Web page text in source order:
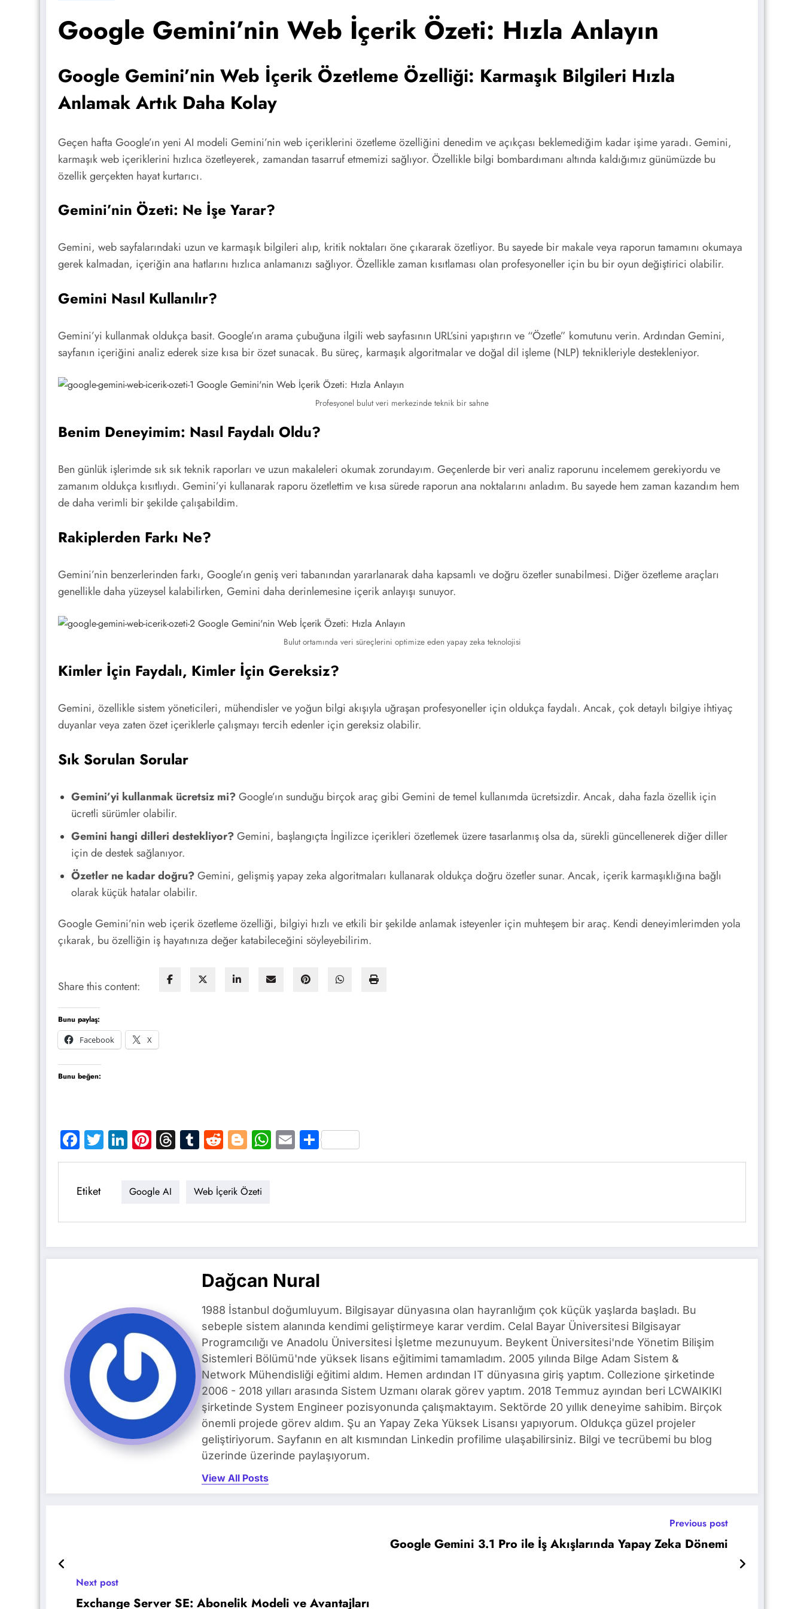
Google Gemini’nin Web İçerik Özeti: Hızla Anlayın
Google Gemini’nin Web İçerik Özetleme Özelliği: Karmaşık Bilgileri Hızla
Anlamak Artık Daha Kolay
Geçen hafta Google’ın yeni AI modeli Gemini’nin web içeriklerini özetleme özelliğini denedim ve açıkçası beklemediğim kadar işime yaradı. Gemini,
karmaşık web içeriklerini hızlıca özetleyerek, zamandan tasarruf etmemizi sağlıyor. Özellikle bilgi bombardımanı altında kaldığımız günümüzde bu
özellik gerçekten hayat kurtarıcı.
Gemini’nin Özeti: Ne İşe Yarar?
Gemini, web sayfalarındaki uzun ve karmaşık bilgileri alıp, kritik noktaları öne çıkararak özetliyor. Bu sayede bir makale veya raporun tamamını okumaya
gerek kalmadan, içeriğin ana hatlarını hızlıca anlamanızı sağlıyor. Özellikle zaman kısıtlaması olan profesyoneller için bu bir oyun değiştirici olabilir.
Gemini Nasıl Kullanılır?
Gemini’yi kullanmak oldukça basit. Google’ın arama çubuğuna ilgili web sayfasının URL’sini yapıştırın ve “Özetle” komutunu verin. Ardından Gemini,
sayfanın içeriğini analiz ederek size kısa bir özet sunacak. Bu süreç, karmaşık algoritmalar ve doğal dil işleme (NLP) teknikleriyle destekleniyor.
Profesyonel bulut veri merkezinde teknik bir sahne
Benim Deneyimim: Nasıl Faydalı Oldu?
Ben günlük işlerimde sık sık teknik raporları ve uzun makaleleri okumak zorundayım. Geçenlerde bir veri analiz raporunu incelemem gerekiyordu ve
zamanım oldukça kısıtlıydı. Gemini’yi kullanarak raporu özetlettim ve kısa sürede raporun ana noktalarını anladım. Bu sayede hem zaman kazandım hem
de daha verimli bir şekilde çalışabildim.
Rakiplerden Farkı Ne?
Gemini’nin benzerlerinden farkı, Google’ın geniş veri tabanından yararlanarak daha kapsamlı ve doğru özetler sunabilmesi. Diğer özetleme araçları
genellikle daha yüzeysel kalabilirken, Gemini daha derinlemesine içerik anlayışı sunuyor.
Bulut ortamında veri süreçlerini optimize eden yapay zeka teknolojisi
Kimler İçin Faydalı, Kimler İçin Gereksiz?
Gemini, özellikle sistem yöneticileri, mühendisler ve yoğun bilgi akışıyla uğraşan profesyoneller için oldukça faydalı. Ancak, çok detaylı bilgiye ihtiyaç
duyanlar veya zaten özet içeriklerle çalışmayı tercih edenler için gereksiz olabilir.
Sık Sorulan Sorular
Gemini’yi kullanmak ücretsiz mi?Google’ın sunduğu birçok araç gibi Gemini de temel kullanımda ücretsizdir. Ancak, daha fazla özellik için
ücretli sürümler olabilir.
Gemini hangi dilleri destekliyor?Gemini, başlangıçta İngilizce içerikleri özetlemek üzere tasarlanmış olsa da, sürekli güncellenerek diğer diller
için de destek sağlanıyor.
Özetler ne kadar doğru?Gemini, gelişmiş yapay zeka algoritmaları kullanarak oldukça doğru özetler sunar. Ancak, içerik karmaşıklığına bağlı
olarak küçük hatalar olabilir.
Google Gemini’nin web içerik özetleme özelliği, bilgiyi hızlı ve etkili bir şekilde anlamak isteyenler için muhteşem bir araç. Kendi deneyimlerimden yola
çıkarak, bu özelliğin iş hayatınıza değer katabileceğini söyleyebilirim.
Share this content:
Bunu paylaş:
Facebook
X
Bunu beğen:
Facebook
TwitterLinkedIn
Pinterest
Threads
Tumblr
RedditBlogger
WhatsApp
EmailShare
Etiket Google AI Web İçerik Özeti
Dağcan Nural
1988 İstanbul doğumluyum. Bilgisayar dünyasına olan hayranlığım çok küçük yaşlarda başladı. Bu
sebeple sistem alanında kendimi geliştirmeye karar verdim. Celal Bayar Üniversitesi Bilgisayar
Programcılığı ve Anadolu Üniversitesi İşletme mezunuyum. Beykent Üniversitesi'nde Yönetim Bilişim
Sistemleri Bölümü'nde yüksek lisans eğitimimi tamamladım. 2005 yılında Bilge Adam Sistem &
Network Mühendisliği eğitimi aldım. Hemen ardından IT dünyasına giriş yaptım. Collezione şirketinde
2006 - 2018 yılları arasında Sistem Uzmanı olarak görev yaptım. 2018 Temmuz ayından beri LCWAIKIKI
şirketinde System Engineer pozisyonunda çalışmaktayım. Sektörde 20 yıllık deneyime sahibim. Birçok
önemli projede görev aldım. Şu an Yapay Zeka Yüksek Lisansı yapıyorum. Oldukça güzel projeler
geliştiriyorum. Sayfanın en alt kısmından Linkedin profilime ulaşabilirsiniz. Bilgi ve tecrübemi bu blog
üzerinde üzerinde paylaşıyorum.
View All Posts
Previous post
Google Gemini 3.1 Pro ile İş Akışlarında Yapay Zeka Dönemi
Next post
Exchange Server SE: Abonelik Modeli ve Avantajları